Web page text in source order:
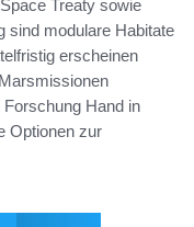
Treaty sowie
sind modulare Habitate
erscheinen
Hand in
Optionen zur